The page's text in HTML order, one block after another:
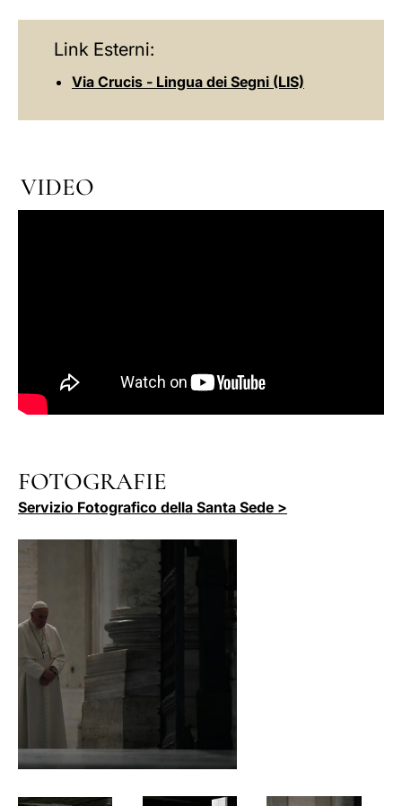
Link Esterni:
Via Crucis - Lingua dei Segni (LIS)
VIDEO
FOTOGRAFIE
Servizio Fotografico della Santa Sede >